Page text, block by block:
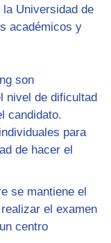
la Universidad de
académicos y
son
nivel de dificultad
candidato.
para
de hacer el
se mantiene el
el examen
centro